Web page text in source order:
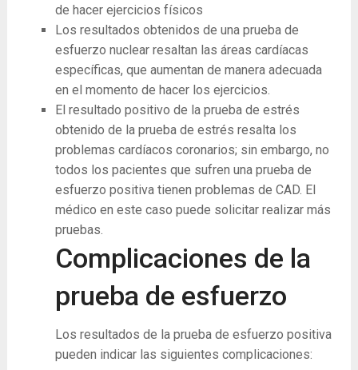
de hacer ejercicios físicos
Los resultados obtenidos de una prueba de
esfuerzo nuclear resaltan las áreas cardíacas
específicas, que aumentan de manera adecuada
en el momento de hacer los ejercicios.
El resultado positivo de la prueba de estrés
obtenido de la prueba de estrés resalta los
problemas cardíacos coronarios; sin embargo, no
todos los pacientes que sufren una prueba de
esfuerzo positiva tienen problemas de CAD. El
médico en este caso puede solicitar realizar más
pruebas.
Complicaciones de la
prueba de esfuerzo
Los resultados de la prueba de esfuerzo positiva
pueden indicar las siguientes complicaciones: